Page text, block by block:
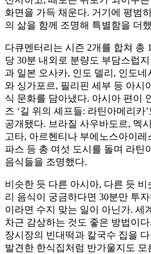
화면을 가득 채운다. 거기에 평범
의 삶을 함께 조명해 특별함을 더
다큐멘터리는 시즌 2개를 합쳐 총
당 30분 내외로 분량도 부담스럽
과 일본 오사카, 인도 델리, 인도네
와 싱가포르, 필리핀 세부 등 아시
식 문화를 담아냈다. 아시아 편이
즈 ‘길 위의 셰프들: 라틴아메리카
공개됐다. 브라질 사우바도르, 멕
고타, 아르헨티나 부에노스아이
파스 등 총 여섯 도시를 돌며 라틴
음식들을 조명했다.
비슷한 듯 다른 아시아, 다른 듯
리 음식이 궁금하다면 30분만 투
이라면 수지 맞는 일이 아닌가. 세
차근 감상하는 것도 좋은 방법이
장시장의 빈대떡과 칼국수 집을
발견한 한식집처럼 반가울지도 모